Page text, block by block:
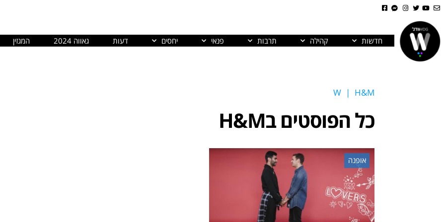
חדשות קהילה תרבות פנאי יחסים דעות גאווה 2024 המגזין
W | H&M
כל הפוסטים בH&M
אופנה